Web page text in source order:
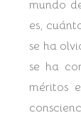
mundo
es,
se ha
se ha
méritos